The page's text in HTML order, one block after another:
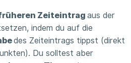
Zeiteintrag aus der
indem du auf die
des Zeiteintrags tippst (direkt
Du solltest aber